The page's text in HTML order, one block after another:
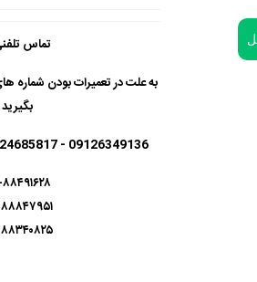
تماس
به علت در تعمیرات بودن شماره
بگیرید
09126349136 - 09024685817 - 09106703474
۰۲۱-
۰۲۱-
۰۲۱-